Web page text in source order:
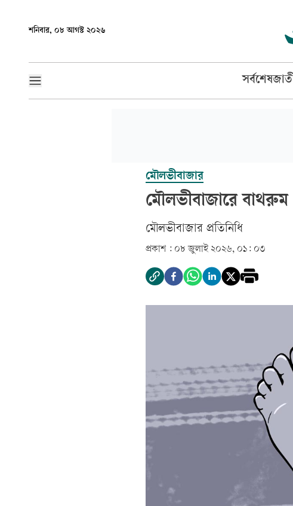
শনিবার, ০৮ আগস্ট ২০২৬
সর্বশেষ
মৌলভীবাজার
মৌলভীবাজারে বাথরুম
মৌলভীবাজার প্রতিনিধি
প্রকাশ : ০৮ জুলাই ২০২৬, ০১: ০৩